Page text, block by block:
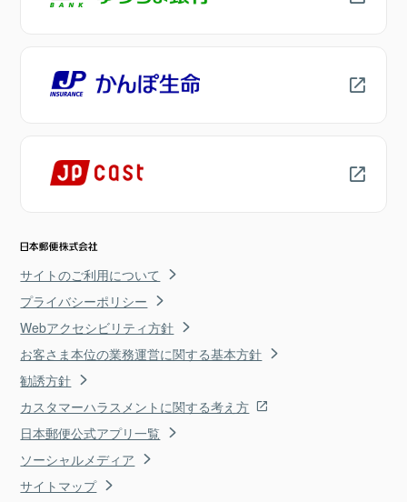
サイトのご利用について
プライバシーポリシー
Webアクセシビリティ方針
お客さま本位の業務運営に関する基本方針
勧誘方針
カスタマーハラスメントに関する考え方
日本郵便公式アプリ一覧
ソーシャルメディア
サイトマップ